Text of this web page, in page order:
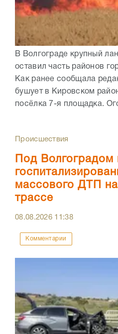
В Волгограде крупный
оставил часть районов
Как ранее сообщала
бушует в Кировском
посёлка 7-я площадка.
Происшествия
Под
массового ДТП
трассе
08.08.2026 11:38
Комментарии